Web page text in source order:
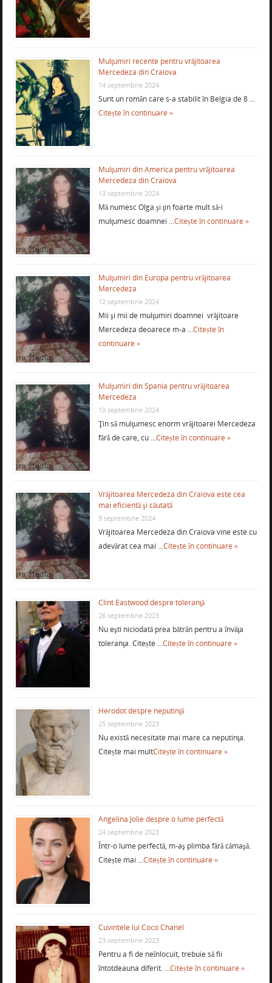
Mulţumiri recente pentru vrăjitoarea
Mercedeza din Craiova
14 septembrie 2024
Sunt un român care s-a stabilit în Belgia de 8 …
Citește în continuare »
Mulţumiri din America pentru vrăjitoarea
Mercedeza din Craiova
13 septembrie 2024
Mă numesc Olga şi ţin foarte mult să-i
mulţumesc doamnei …Citește în continuare »
Mulţumiri din Europa pentru vrăjitoarea
Mercedeza
12 septembrie 2024
Mii şi mii de mulţumiri doamnei vrăjitoare
Mercedeza deoarece m-a …Citește în
continuare »
Mulţumiri din Spania pentru vrăjitoarea
Mercedeza
10 septembrie 2024
Ţin să mulţumesc enorm vrăjitoarei Mercedeza
fără de care, cu …Citește în continuare »
Vrăjitoarea Mercedeza din Craiova este cea
mai eficientă şi căutată
9 septembrie 2024
Vrăjitoarea Mercedeza din Craiova vine este cu
adevărat cea mai …Citește în continuare »
Clint Eastwood despre toleranţă
26 septembrie 2023
Nu eşti niciodată prea bătrân pentru a învăţa
toleranţa. Citește …Citește în continuare »
Herodot despre neputinţă
25 septembrie 2023
Nu există necesitate mai mare ca neputinţa.
Citește mai multCitește în continuare »
Angelina Jolie despre o lume perfectă
24 septembrie 2023
Într-o lume perfectă, m-aş plimba fără cămaşă.
Citește mai …Citește în continuare »
Cuvintele lui Coco Chanel
23 septembrie 2023
Pentru a fi de neînlocuit, trebuie să fii
întotdeauna diferit. …Citește în continuare »